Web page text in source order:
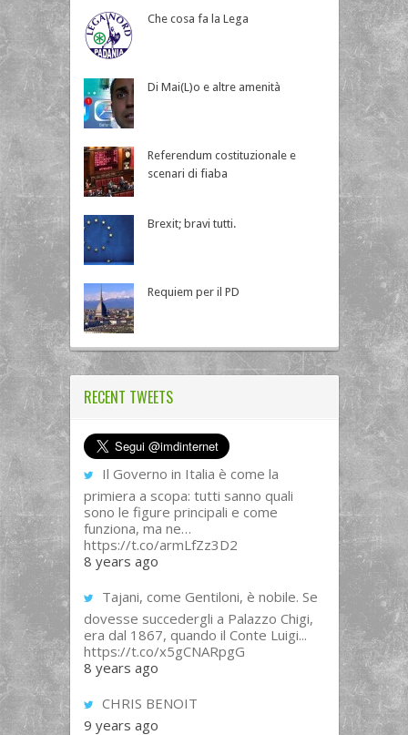
Che cosa fa la Lega
Di Mai(L)o e altre amenità
Referendum costituzionale e
scenari di fiaba
Brexit; bravi tutti.
Requiem per il PD
RECENT TWEETS
Il Governo in Italia è come la
primiera a scopa: tutti sanno quali
sono le figure principali e come
funziona, ma ne…
https://t.co/armLfZz3D2
8 years ago
Tajani, come Gentiloni, è nobile. Se
dovesse succedergli a Palazzo Chigi,
era dal 1867, quando il Conte Luigi...
https://t.co/x5gCNARpgG
8 years ago
CHRIS BENOIT
9 years ago